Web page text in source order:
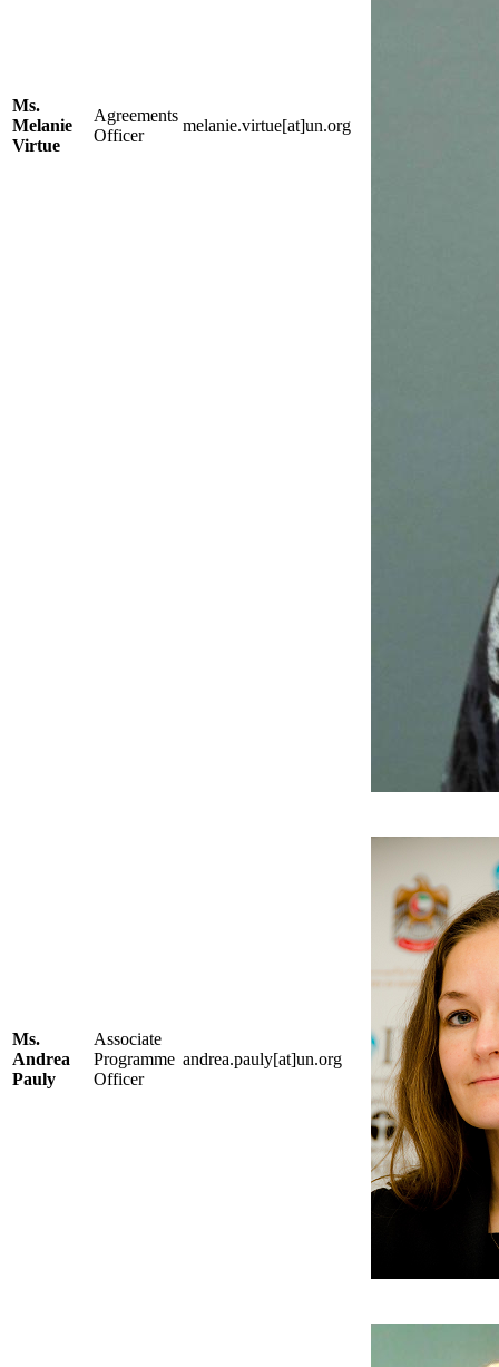
Ms.
Melanie
Virtue
Agreements
Officer
melanie.virtue[at]un.org
Ms.
Andrea
Pauly
Associate
Programme
Officer
andrea.pauly[at]un.org